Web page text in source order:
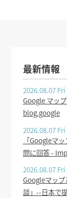
最新情報
2026.08.07 Fri
Google マッ
blog.google
2026.08.07 Fri
「Googleマ
問に回答 -
2026.08.07 Fri
Googleマッ
談」--日本で